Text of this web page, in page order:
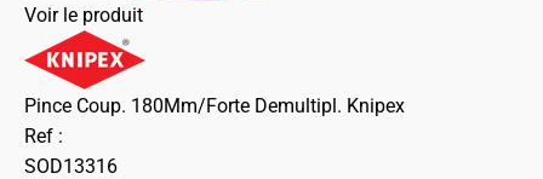
Voir le produit
Pince Coup. 180Mm/Forte Demultipl. Knipex
Ref :
SOD13316